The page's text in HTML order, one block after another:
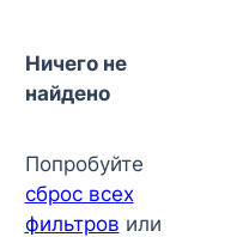
Ничего не
найдено
Попробуйте
сброс всех
фильтров или